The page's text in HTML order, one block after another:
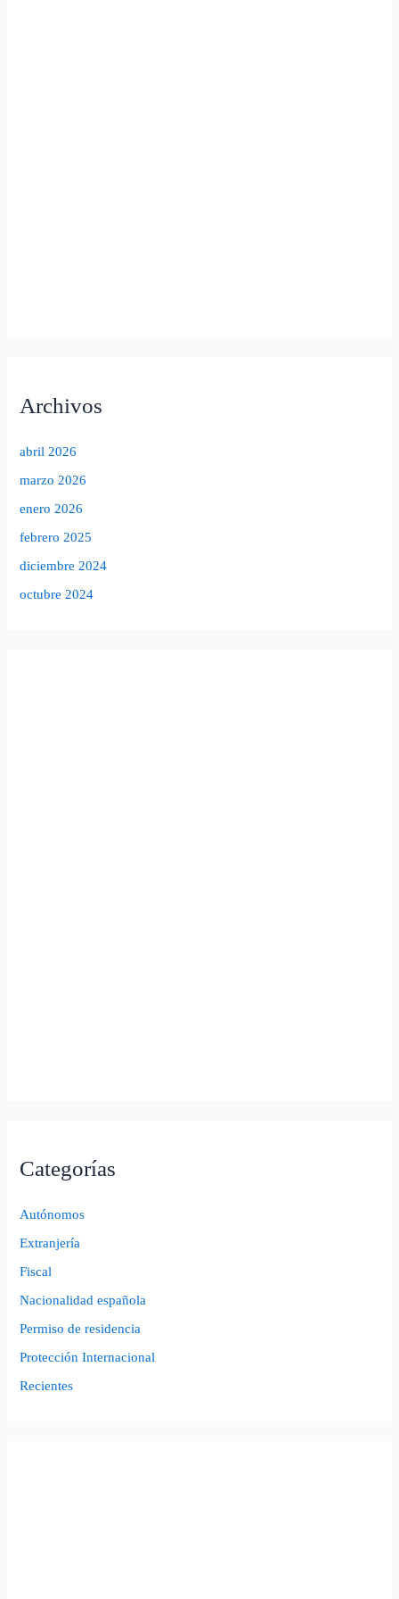
Archivos
abril 2026
marzo 2026
enero 2026
febrero 2025
diciembre 2024
octubre 2024
Categorías
Autónomos
Extranjería
Fiscal
Nacionalidad española
Permiso de residencia
Protección Internacional
Recientes